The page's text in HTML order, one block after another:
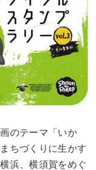
のテーマ「いか
ちづくりに生かす
浜、横須賀をめぐ